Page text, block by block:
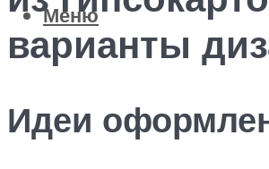
Меню
варианты
Идеи